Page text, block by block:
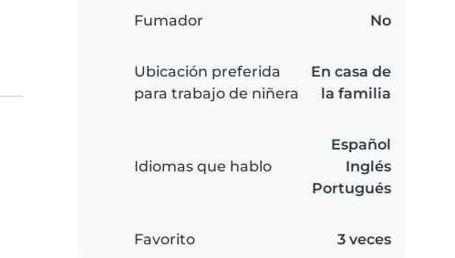
Fumador No
Ubicación preferida
para trabajo de niñera
En casa de
la familia
Idiomas que hablo
Español
Inglés
Portugués
Favorito 3 veces